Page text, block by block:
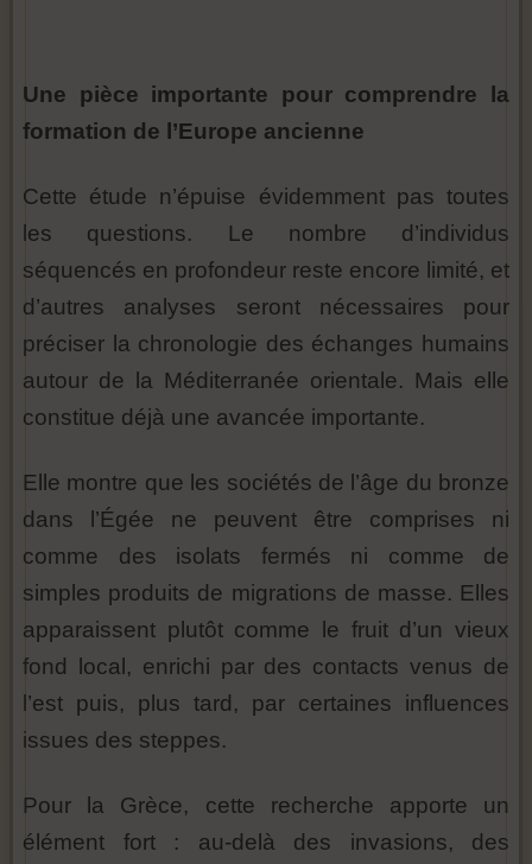
Une pièce importante pour comprendre la
formation de l’Europe ancienne
Cette étude n’épuise évidemment pas toutes
les questions. Le nombre d’individus
séquencés en profondeur reste encore limité, et
d’autres analyses seront nécessaires pour
préciser la chronologie des échanges humains
autour de la Méditerranée orientale. Mais elle
constitue déjà une avancée importante.
Elle montre que les sociétés de l’âge du bronze
dans l’Égée ne peuvent être comprises ni
comme des isolats fermés ni comme de
simples produits de migrations de masse. Elles
apparaissent plutôt comme le fruit d’un vieux
fond local, enrichi par des contacts venus de
l’est puis, plus tard, par certaines influences
issues des steppes.
Pour la Grèce, cette recherche apporte un
élément fort : au-delà des invasions, des